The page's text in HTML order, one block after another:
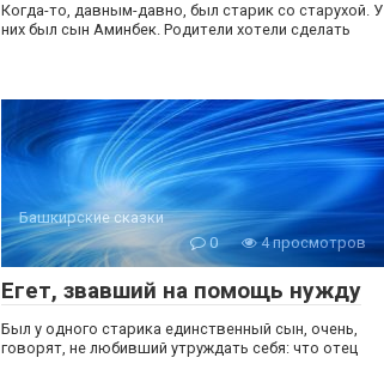
Когда-то, давным-давно, был старик со старухой. У
них был сын Аминбек. Родители хотели сделать
Башкирские сказки
0
4 просмотров
Егет, звавший на помощь нужду
Был у одного старика единственный сын, очень,
говорят, не любивший утруждать себя: что отец